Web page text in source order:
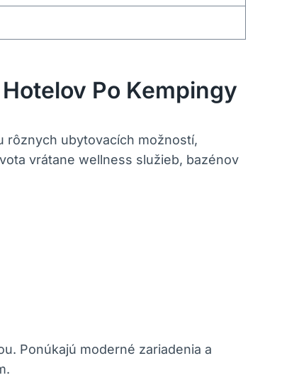
Po Kempingy
rôznych ubytovacích možností,
vrátane wellness služieb, bazénov
Ponúkajú moderné zariadenia a